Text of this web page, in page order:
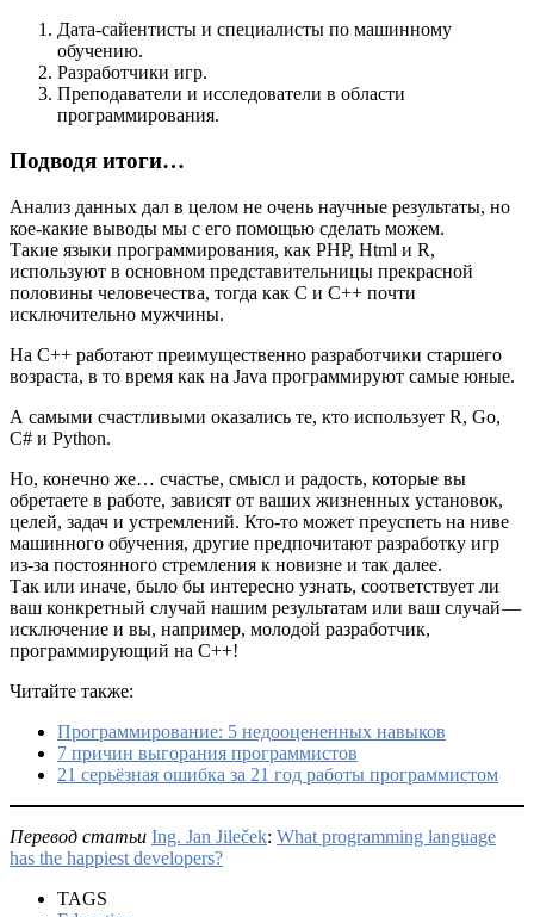
Дата-сайентисты и специалисты по машинному
обучению.
Разработчики игр.
Преподаватели и исследователи в области
программирования.
Подводя итоги…
Анализ данных дал в целом не очень научные результаты, но
кое-какие выводы мы с его помощью сделать можем.
Такие языки программирования, как PHP, Html и R,
используют в основном представительницы прекрасной
половины человечества, тогда как C и C++ почти
исключительно мужчины.
На C++ работают преимущественно разработчики старшего
возраста, в то время как на Java программируют самые юные.
А самыми счастливыми оказались те, кто использует R, Go,
C# и Python.
Но, конечно же… счастье, смысл и радость, которые вы
обретаете в работе, зависят от ваших жизненных установок,
целей, задач и устремлений. Кто-то может преуспеть на ниве
машинного обучения, другие предпочитают разработку игр
из-за постоянного стремления к новизне и так далее.
Так или иначе, было бы интересно узнать, соответствует ли
ваш конкретный случай нашим результатам или ваш случай —
исключение и вы, например, молодой разработчик,
программирующий на C++!
Читайте также:
Программирование: 5 недооцененных навыков
7 причин выгорания программистов
21 серьёзная ошибка за 21 год работы программистом
Перевод статьи Ing. Jan Jileček: What programming language
has the happiest developers?
TAGS